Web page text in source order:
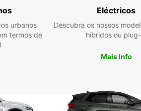
urbanos
termos de
Eléctricos
Descubra os nossos
híbridos ou
Mais info